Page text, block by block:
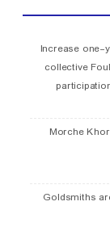
Increase one-
collective
Morche
Goldsmiths